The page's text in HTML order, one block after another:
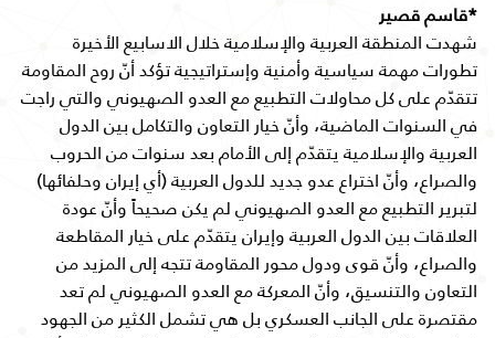
*قاسم قصير
شهدت المنطقة العربية والإسلامية خلال الاسابيع الأخيرة
تطورات مهمة سياسية وأمنية وإستراتيجية تؤكد أنّ روح المقاومة
تتقدّم على كل محاولات التطبيع مع العدو الصهيوني والتي راجت
في السنوات الماضية، وأنّ خيار التعاون والتكامل بين الدول
العربية والإسلامية يتقدّم إلى الأمام بعد سنوات من الحروب
والصراع، وأنّ اختراع عدو جديد للدول العربية (أي إيران وحلفائها)
لتبرير التطبيع مع العدو الصهيوني لم يكن صحيحاً وأنّ عودة
العلاقات بين الدول العربية وإيران يتقدّم على خيار المقاطعة
والصراع، وأنّ قوى ودول محور المقاومة تتجه إلى المزيد من
التعاون والتنسيق، وأنّ المعركة مع العدو الصهيوني لم تعد
مقتصرة على الجانب العسكري بل هي تشمل الكثير من الجهود